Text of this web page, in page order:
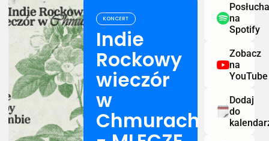
KONCERT
Indie
Rockowy
wieczór
w
Chmurach
na
Spotify
Zobacz
na
YouTube
Dodaj
do